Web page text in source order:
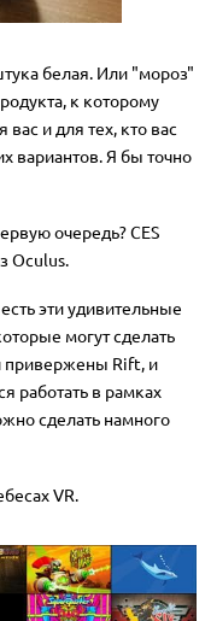
белая. Или "мороз"
к которому
и для тех, кто вас
вариантов. Я бы точно
очередь? CES
Oculus.
эти удивительные
могут сделать
привержены Rift, и
работать в рамках
сделать намного
VR.